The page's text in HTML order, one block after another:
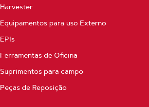
Harvester
Equipamentos para uso Externo
EPIs
Ferramentas de Oficina
Suprimentos para campo
Peças de Reposição